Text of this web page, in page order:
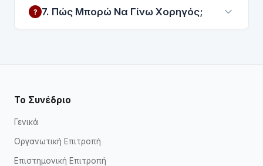
Αγγλικά.
? 7. Πώς Μπορώ Να Γίνω Χορηγός;
Το Συνέδριο
Γενικά
Οργανωτική Επιτροπή
Επιστημονική Επιτροπή